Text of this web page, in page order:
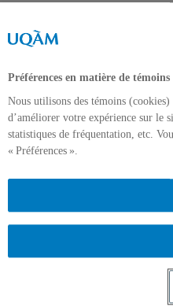
pour commettre des
le Groupe 764?
du complot et
en France, en
Préférences en matière de témoins
Nous utilisons des témoins
d’améliorer votre expérience sur le
statistiques de fréquentation, etc.
« Préférences ».